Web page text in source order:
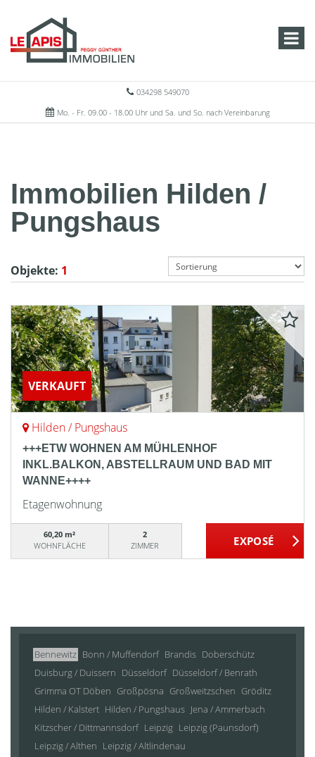
034298 549070
Mo. - Fr. 09.00 - 18.00 Uhr und Sa. und So. nach Vereinbarung
Immobilien Hilden /
Pungshaus
Objekte: 1
VERKAUFT
Hilden / Pungshaus
+++ETW WOHNEN AM MÜHLENHOF
INKL.BALKON, ABSTELLRAUM UND BAD MIT
WANNE++++
Etagenwohnung
60,20 m²
WOHNFLÄCHE
2
ZIMMER
Bennewitz Bonn / Muffendorf Brandis Doberschütz
Duisburg / Duissern Düsseldorf Düsseldorf / Benrath
Grimma OT Döben Großpösna Großweitzschen Gröditz
Hilden / Kalstert Hilden / Pungshaus Jena / Ammerbach
Kitzscher / Dittmannsdorf Leipzig Leipzig (Paunsdorf)
Leipzig / Althen Leipzig / Altlindenau